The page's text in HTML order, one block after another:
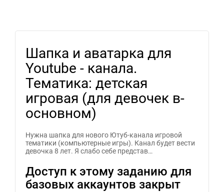
Шапка и аватарка для
Youtube - канала.
Тематика: детская
игровая (для девочек в-
основном)
Нужна шапка для нового Ютуб-канала игровой
тематики (компьютерные игры). Канал будет вести
девочка 8 лет. Я слабо себе представ…
Доступ к этому заданию для
базовых аккаунтов закрыт